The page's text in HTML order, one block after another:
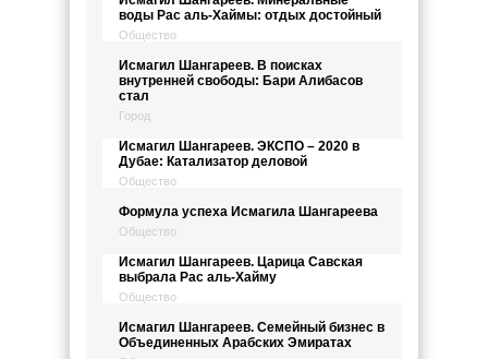
воды Рас аль-Хаймы: отдых достойный
Общество
Исмагил Шангареев. В поисках
внутренней свободы: Бари Алибасов
стал
Город
Исмагил Шангареев. ЭКСПО – 2020 в
Дубае: Катализатор деловой
Общество
Формула успеха Исмагила Шангареева
Общество
Исмагил Шангареев. Царица Савская
выбрала Рас аль-Хайму
Общество
Исмагил Шангареев. Семейный бизнес в
Объединенных Арабских Эмиратах